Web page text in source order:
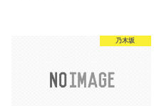
乃木坂